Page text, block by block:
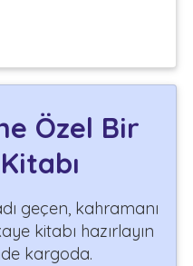
Özel Bir
geçen, kahramanı
kitabı hazırlayın
kargoda.